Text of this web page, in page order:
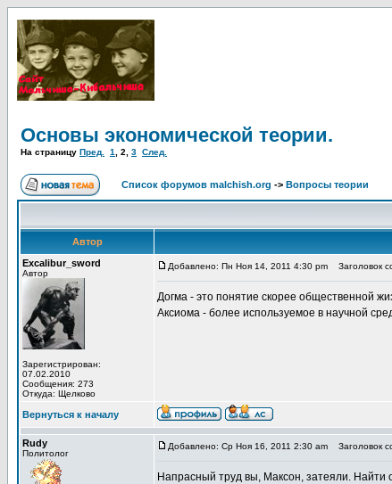
Основы экономической теории.
На страницу Пред. 1 2 3 След.
Список форумов malchish.org -> Вопросы теории
Автор
Excalibur_sword
Автор
Зарегистрирован:
07.02.2010
Сообщения: 273
Откуда: Щелково
Добавлено: Пн Ноя 14, 2011 4:30 pm Заголовок
Догма - это понятие скорее общественной
Аксиома - более используемое в научной
Вернуться к началу
Rudy
Политолог
Добавлено: Ср Ноя 16, 2011 2:30 am Заголовок
Напрасный труд вы, Максон, затеяли. Найти